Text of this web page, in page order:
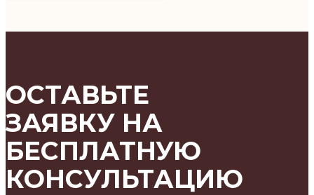
ОСТАВЬТЕ
ЗАЯВКУ НА
БЕСПЛАТНУЮ
КОНСУЛЬТАЦИЮ